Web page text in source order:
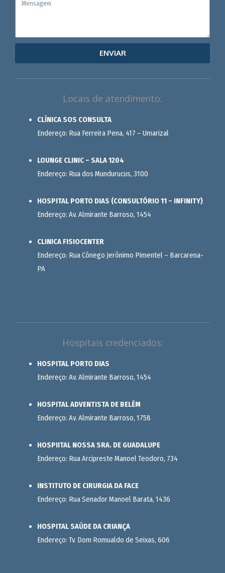
ENVIAR
Locais de atendimento:
CLÍNICA SOS CONSULTA
Endereço: Rua Ferreira Pena, 417 – Umarizal
LOUNGE CLINIC – SALA 1204
Endereço: Rua dos Mundurucus, 3100
HOSPITAL PORTO DIAS (CONSULTÓRIO 11 – INFINITY)
Endereço: Av. Almirante Barroso, 1454
CLINICA FISIOCENTER
Endereço: Rua Cônego Jerônimo Pimentel – Barcarena-
PA
Hospitais credenciados:
HOSPITAL PORTO DIAS
Endereço: Av. Almirante Barroso, 1454
HOSPITAL ADVENTISTA DE BELÉM
Endereço: Av. Almirante Barroso, 1758
HOSPIITAL NOSSA SRA. DE GUADALUPE
Endereço: Rua Arcipreste Manoel Teodoro, 734
INSTITUTO DE CIRURGIA DA FACE
Endereço: Rua Senador Manoel Barata, 1436
HOSPITAL SAÚDE DA CRIANÇA
Endereço: Tv. Dom Romualdo de Seixas, 606